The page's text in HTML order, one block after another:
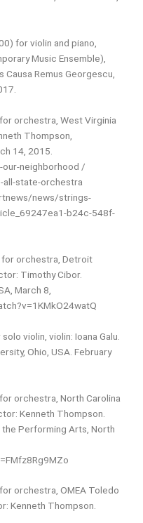
for violin and piano,
Music Ensemble),
Remus Georgescu,
orchestra, West Virginia
Thompson,
14, 2015.
neighborhood /
state-orchestra
news/strings-
b24c-548f-
for orchestra, Detroit
Timothy Cibor.
March 8,
violin, violin: Ioana Galu.
Ohio, USA. February
orchestra, North Carolina
Kenneth Thompson.
Performing Arts, North
orchestra, OMEA Toledo
Kenneth Thompson.